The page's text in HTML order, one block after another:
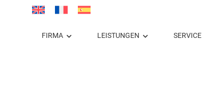
FIRMA LEISTUNGEN SERVICE